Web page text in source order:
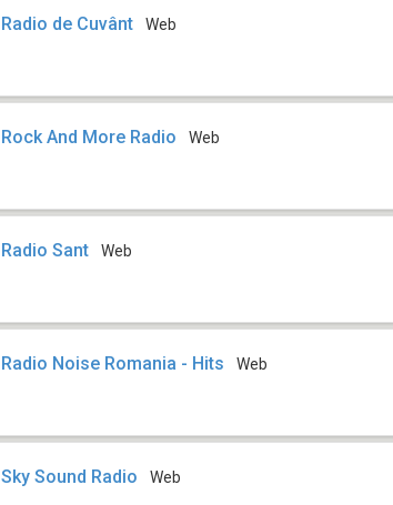
Radio de Cuvânt Web
Rock And More Radio Web
Radio Sant Web
Radio Noise Romania - Hits Web
Sky Sound Radio Web